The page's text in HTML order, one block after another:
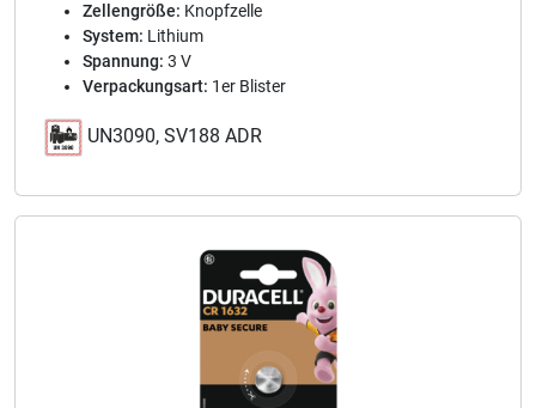
Zellengröße: Knopfzelle
System: Lithium
Spannung: 3 V
Verpackungsart: 1er Blister
UN3090, SV188 ADR